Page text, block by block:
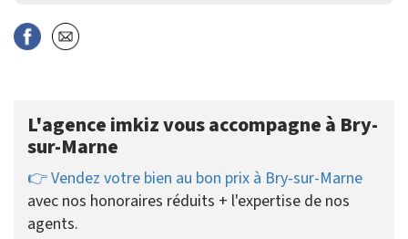
L'agence imkiz vous accompagne à Bry-
sur-Marne
👉 Vendez votre bien au bon prix à Bry-sur-Marne
avec nos honoraires réduits + l'expertise de nos
agents.